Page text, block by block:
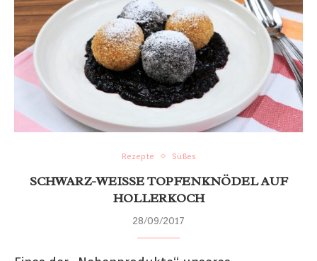
Rezepte Süßes
SCHWARZ-WEISSE TOPFENKNÖDEL AUF H
OLLERKOCH
28/09/2017